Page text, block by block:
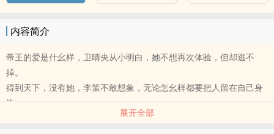
内容简介
帝王的爱是什幺样，卫晴央从小明白，她不想再次体验，但却逃不
掉。
得到天下，没有她，李策不敢想象，无论怎幺样都要把人留在自己身
边。
‍‌‍1‍‍‎v‌1‎，李策&卫晴央，古代，宫廷，一往情深，宠文甜文，甜宠
展开全部